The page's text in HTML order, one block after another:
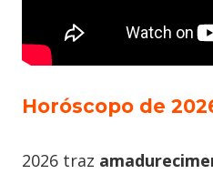
Horóscopo de
2026 traz